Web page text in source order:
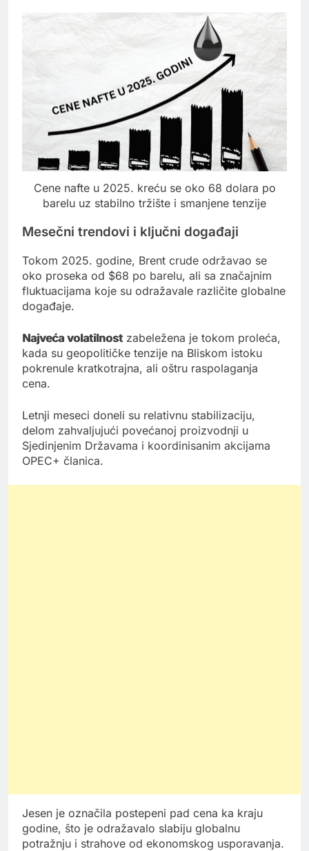
Cene nafte u 2025. kreću se oko 68 dolara po
barelu uz stabilno tržište i smanjene tenzije
Mesečni trendovi i ključni događaji
Tokom 2025. godine, Brent crude održavao se
oko proseka od $68 po barelu, ali sa značajnim
fluktuacijama koje su odražavale različite globalne
događaje.
Najveća volatilnost zabeležena je tokom proleća,
kada su geopolitičke tenzije na Bliskom istoku
pokrenule kratkotrajna, ali oštru raspolaganja
cena.
Letnji meseci doneli su relativnu stabilizaciju,
delom zahvaljujući povećanoj proizvodnji u
Sjedinjenim Državama i koordinisanim akcijama
OPEC+ članica.
Jesen je označila postepeni pad cena ka kraju
godine, što je odražavalo slabiju globalnu
potražnju i strahove od ekonomskog usporavanja.